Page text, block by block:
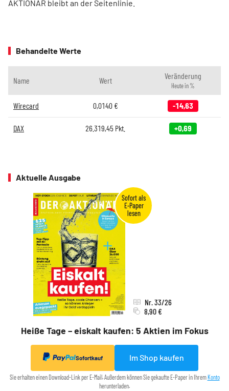
AKTIONÄR bleibt an der Seitenlinie.
Behandelte Werte
Name Wert Veränderung
Heute in %
Wirecard 0,0140€ -14,63
DAX 26.319,45 Pkt. +0,69
Aktuelle Ausgabe
Heiße Tage – eiskalt kaufen: 5 Aktien im Fokus
Nr. 33/26
8,90 €
Sofortkauf Im Shop kaufen
Sie erhalten einen Download-Link per E-Mail. Außerdem können Sie gekaufte E-Paper in IhremKonto
herunterladen.